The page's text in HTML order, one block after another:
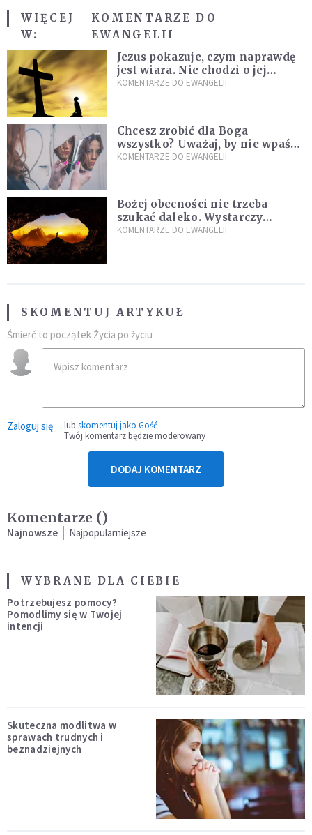
WIĘCEJ
W:
KOMENTARZE DO
EWANGELII
Jezus pokazuje, czym naprawdę
jest wiara. Nie chodzi o jej
wielkość
KOMENTARZE DO EWANGELII
Chcesz zrobić dla Boga
wszystko? Uważaj, by nie wpaść
w groźną pułapkę
KOMENTARZE DO EWANGELII
Bożej obecności nie trzeba
szukać daleko. Wystarczy
nauczyć się słuchać
KOMENTARZE DO EWANGELII
SKOMENTUJ ARTYKUŁ
Śmierć to początek Życia po życiu
Zaloguj się lub skomentuj jako Gość
Twój komentarz będzie moderowany
DODAJ KOMENTARZ
Komentarze ()
Najnowsze Najpopularniejsze
WYBRANE DLA CIEBIE
Potrzebujesz pomocy?
Pomodlimy się w Twojej
intencji
Skuteczna modlitwa w
sprawach trudnych i
beznadziejnych